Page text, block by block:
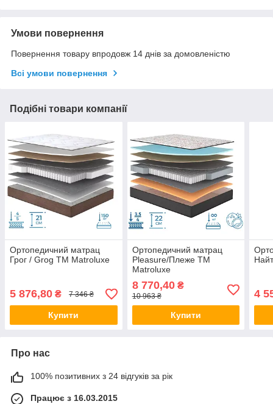
Умови повернення
Повернення товару впродовж 14 днів за домовленістю
Всі умови повернення
Подібні товари компанії
Ортопедичний матрац
Грог / Grog TM Matroluxe
5 876,80 ₴ 7 346 ₴
Купити
Ортопедичний матрац
Pleasure/Плеже TM
Matroluxe
8 770,40₴
10 963 ₴
Купити
4
Про нас
100% позитивних з 24 відгуків за рік
Працює з 16.03.2015